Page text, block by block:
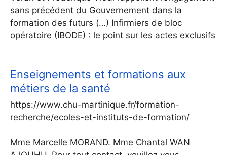
sans précédent du Gouvernement dans la
formation des futurs (…) Infirmiers de bloc
opératoire (IBODE) : le point sur les actes exclusifs
Enseignements et formations aux
métiers de la santé
https://www.chu-martinique.fr/formation-
recherche/ecoles-et-instituts-de-formation/
Mme Marcelle MORAND. Mme Chantal WAN